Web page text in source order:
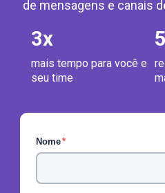
de mensagens e canais
3x
mais tempo para você e
seu time
Nome*